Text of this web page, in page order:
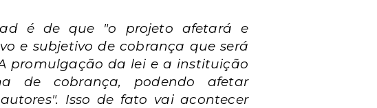
é de que "o projeto afetará e
e subjetivo de cobrança que será
promulgação da lei e a instituição
de cobrança, podendo afetar
Isso de fato vai acontecer